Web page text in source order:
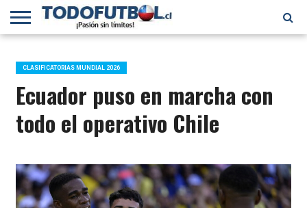
PRIMERA
B
SELECCIÓN
CHILENA
CHILENOS
EN EL
MUNDO
FÚTBOL
INTERNACIONAL
CLASIFICATORIAS MUNDIAL 2026
Ecuador puso en marcha con
todo el operativo Chile